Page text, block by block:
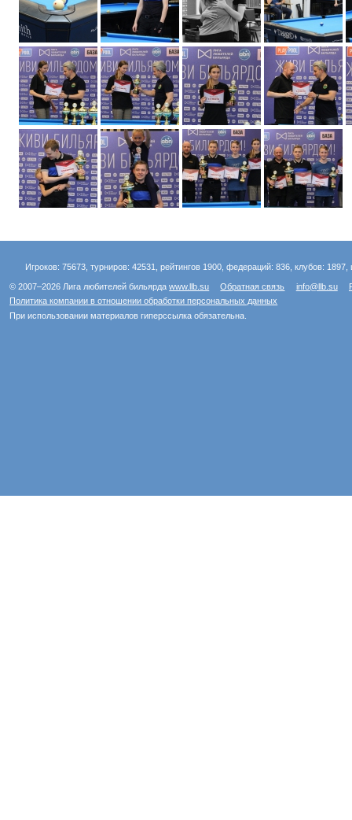
Игроков: 75673, турниров: 42531, рейтингов 1900, федераций: 836, клубов:
© 2007–2026 Лига любителей бильярдаwww.llb.su Обратная связь info@llb.su
Политика компании в отношении обработки персональных данных
При использовании материалов гиперссылка обязательна.